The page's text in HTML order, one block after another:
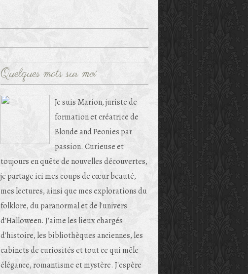
Quelques mots sur moi
Je suis Marion, juriste de
formation et créatrice de
Blonde and Peonies par
passion. Curieuse et
toujours en quête de nouvelles découvertes,
je partage ici mes coups de cœur beauté,
mes lectures, ainsi que mes explorations du
folklore, du paranormal et de l'univers
d'Halloween. J'aime les lieux chargés
d'histoire, les bibliothèques anciennes, les
cabinets de curiosités et tout ce qui mêle
élégance, romantisme et mystère. J'espère